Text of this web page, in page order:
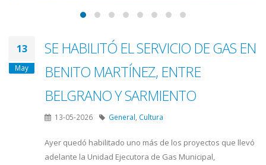
13
May
SE HABILITÓ EL SERVICIO DE GAS EN
BENITO MARTÍNEZ, ENTRE
BELGRANO Y SARMIENTO
13-05-2026 General, Cultura
Ayer quedó habilitado uno más de los proyectos que llevó
adelante la Unidad Ejecutora de Gas Municipal,